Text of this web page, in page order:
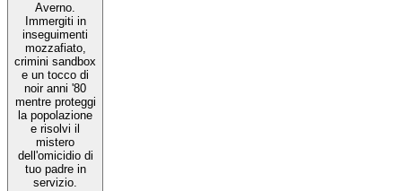
Averno.
Immergiti in
inseguimenti
mozzafiato,
crimini sandbox
e un tocco di
noir anni '80
mentre proteggi
la popolazione
e risolvi il
mistero
dell'omicidio di
tuo padre in
servizio.